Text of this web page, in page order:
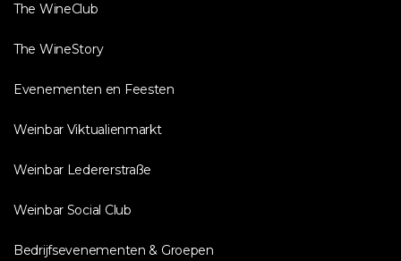
The WineClub
The WineStory
Evenementen en Feesten
Weinbar Viktualienmarkt
Weinbar Ledererstraße
Weinbar Social Club
Bedrijfsevenementen & Groepen